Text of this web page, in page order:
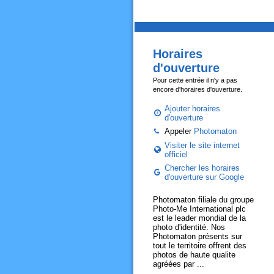
Horaires
d'ouverture
Pour cette entrée il n'y a pas
encore d'horaires d'ouverture.
Ajouter horaires
d'ouverture
Appeler Photomaton
Visiter le site internet
officiel
Chercher les horaires
d'ouverture sur Google
Photomaton filiale du groupe
Photo-Me International plc
est le leader mondial de la
photo d'identité. Nos
Photomaton présents sur
tout le territoire offrent des
photos de haute qualite
agréées par ...